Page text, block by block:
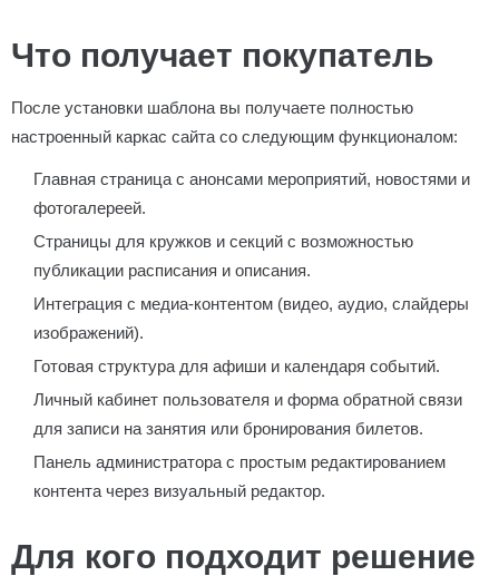
Что получает покупатель
После установки шаблона вы получаете полностью
настроенный каркас сайта со следующим функционалом:
Главная страница с анонсами мероприятий, новостями и
фотогалереей.
Страницы для кружков и секций с возможностью
публикации расписания и описания.
Интеграция с медиа-контентом (видео, аудио, слайдеры
изображений).
Готовая структура для афиши и календаря событий.
Личный кабинет пользователя и форма обратной связи
для записи на занятия или бронирования билетов.
Панель администратора с простым редактированием
контента через визуальный редактор.
Для кого подходит решение